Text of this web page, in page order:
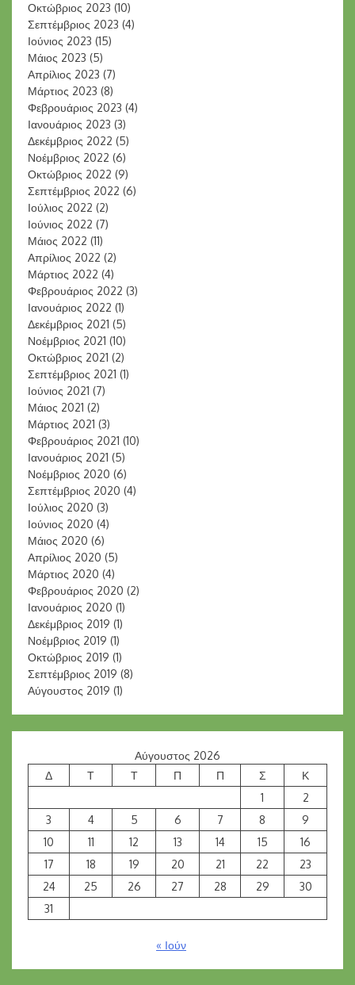
Οκτώβριος 2023 (10)
Σεπτέμβριος 2023 (4)
Ιούνιος 2023 (15)
Μάιος 2023 (5)
Απρίλιος 2023 (7)
Μάρτιος 2023 (8)
Φεβρουάριος 2023 (4)
Ιανουάριος 2023 (3)
Δεκέμβριος 2022 (5)
Νοέμβριος 2022 (6)
Οκτώβριος 2022 (9)
Σεπτέμβριος 2022 (6)
Ιούλιος 2022 (2)
Ιούνιος 2022 (7)
Μάιος 2022 (11)
Απρίλιος 2022 (2)
Μάρτιος 2022 (4)
Φεβρουάριος 2022 (3)
Ιανουάριος 2022 (1)
Δεκέμβριος 2021 (5)
Νοέμβριος 2021 (10)
Οκτώβριος 2021 (2)
Σεπτέμβριος 2021 (1)
Ιούνιος 2021 (7)
Μάιος 2021 (2)
Μάρτιος 2021 (3)
Φεβρουάριος 2021 (10)
Ιανουάριος 2021 (5)
Νοέμβριος 2020 (6)
Σεπτέμβριος 2020 (4)
Ιούλιος 2020 (3)
Ιούνιος 2020 (4)
Μάιος 2020 (6)
Απρίλιος 2020 (5)
Μάρτιος 2020 (4)
Φεβρουάριος 2020 (2)
Ιανουάριος 2020 (1)
Δεκέμβριος 2019 (1)
Νοέμβριος 2019 (1)
Οκτώβριος 2019 (1)
Σεπτέμβριος 2019 (8)
Αύγουστος 2019 (1)
Αύγουστος 2026
Δ
Τ Τ Π Π Σ
Κ
1
2
3
4 5 6 7 8
9
10
11 12 13 14 15
16
17
18 19 20 21 22
23
24
25 26 27 28 29
30
31
« Ιούν